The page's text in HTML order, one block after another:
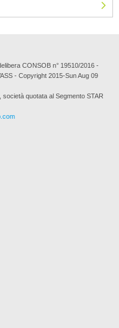
CONSOB n° 19510/2016 -
- Copyright 2015-Sun Aug 09
quotata al Segmento STAR